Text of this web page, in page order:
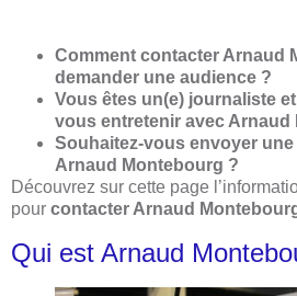
Comment contacter Arnaud
demander une audience ?
Vous êtes un(e) journaliste
vous entretenir avec Arnaud
Souhaitez-vous envoyer
Arnaud Montebourg ?
Découvrez sur cette page
pour contacter Arnaud
Qui est Arnaud